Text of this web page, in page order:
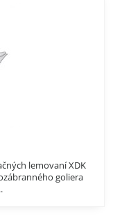
lemovaní XDK
goliera